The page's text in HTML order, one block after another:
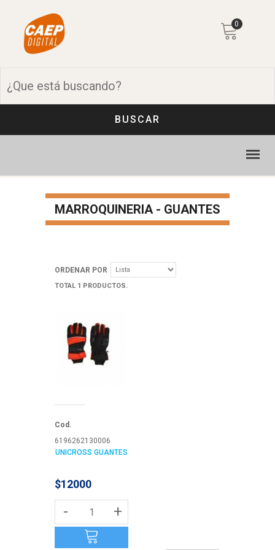
0
BUSCAR
MARROQUINERIA - GUANTES
ORDENAR POR
TOTAL 1 PRODUCTOS.
Cod.
6196262130006
UNICROSS GUANTES
$12000
- +